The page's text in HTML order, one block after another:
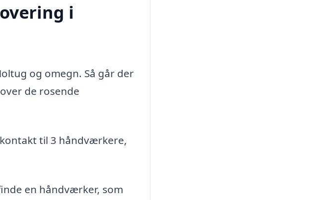
i
og omegn. Så går der
de rosende
til 3 håndværkere,
en håndværker, som